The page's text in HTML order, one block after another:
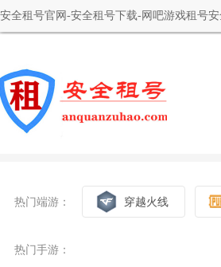
安全租号官网-安全租号下载-网吧游戏租号
热门端游： 穿越火线
热门手游：